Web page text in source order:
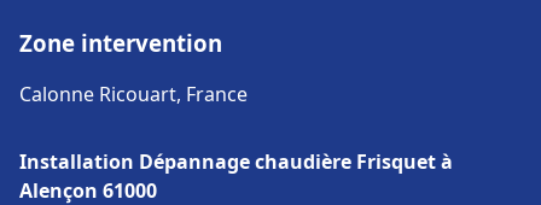
Zone intervention
Calonne Ricouart, France
Installation Dépannage chaudière Frisquet à
Alençon 61000